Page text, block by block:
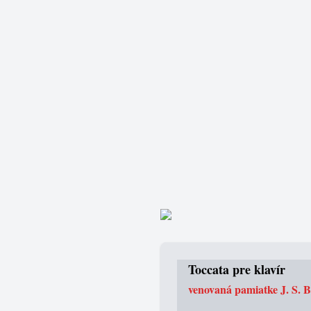
Toccata pre klavír
venovaná pamiatke J. S.